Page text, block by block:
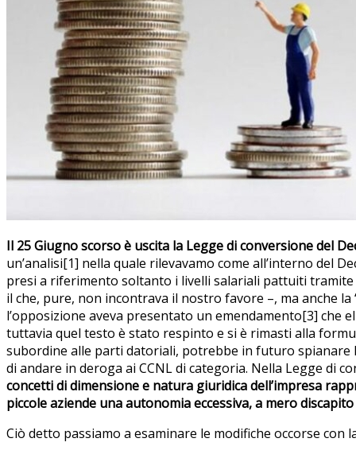
Il 25 Giugno scorso è uscita la Legge di conversione del
un’analisi[1] nella quale rilevavamo come all’interno del
presi a riferimento soltanto i livelli salariali pattuiti
il che, pure, non incontrava il nostro favore –, ma anche
l’opposizione aveva presentato un emendamento[3] che
tuttavia quel testo è stato respinto e si è rimasti alla
subordine alle parti datoriali, potrebbe in futuro
di andare in deroga ai CCNL di categoria. Nella Legge di
concetti di dimensione e natura giuridica dell’impresa
piccole aziende una autonomia eccessiva, a mero
Ciò detto passiamo a esaminare le modifiche occorse con